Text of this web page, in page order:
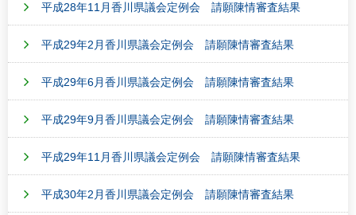
平成28年11月香川県議会定例会 請願陳情審査結果
平成29年2月香川県議会定例会 請願陳情審査結果
平成29年6月香川県議会定例会 請願陳情審査結果
平成29年9月香川県議会定例会 請願陳情審査結果
平成29年11月香川県議会定例会 請願陳情審査結果
平成30年2月香川県議会定例会 請願陳情審査結果